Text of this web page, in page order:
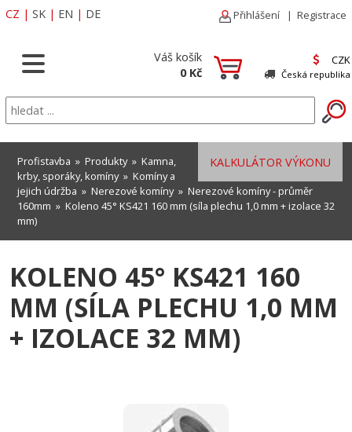
CZ | SK | EN | DE Přihlášení | Registrace
Váš košík
0 Kč
CZK
Česká republika
KALKULÁTOR VÝKONU
Profistavba » Produkty» Kamna,
krby, sporáky, komíny» Komíny a
jejich údržba » Nerezové komíny» Nerezové komíny - průměr
160mm » Koleno 45° KS421 160 mm (síla plechu 1,0 mm + izolace 32
mm)
KOLENO 45° KS421 160
MM (SÍLA PLECHU 1,0 MM
+ IZOLACE 32 MM)